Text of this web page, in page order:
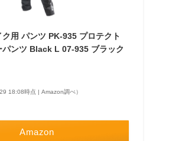
用 パンツ PK-935 プロテクト
パンツ Black L 07-935 ブラック
18:08時点 | Amazon調べ）
Amazon